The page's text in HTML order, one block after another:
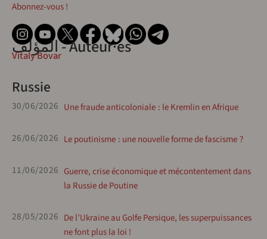
Abonnez-vous !
المؤلف - Auteur·esVitaly Bovar
Russie
30/06/2026 Une fraude anticoloniale : le Kremlin en Afrique
26/06/2026 Le poutinisme : une nouvelle forme de fascisme ?
11/06/2026 Guerre, crise économique et mécontentement dans
la Russie de Poutine
28/05/2026 De l’Ukraine au Golfe Persique, les superpuissances
ne font plus la loi !